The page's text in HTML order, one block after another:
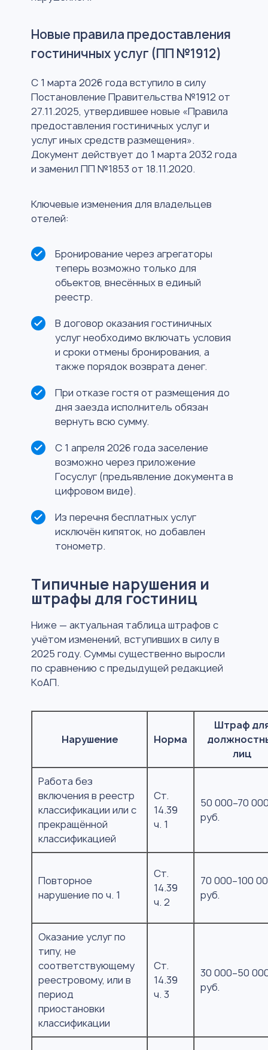
Новые правила предоставления
гостиничных услуг (ПП №1912)
С 1 марта 2026 года вступило в силу
Постановление Правительства №1912 от
27.11.2025, утвердившее новые «Правила
предоставления гостиничных услуг и
услуг иных средств размещения».
Документ действует до 1 марта 2032 года
и заменил ПП №1853 от 18.11.2020.
Ключевые изменения для владельцев
отелей:
Бронирование через агрегаторы
теперь возможно только для
объектов, внесённых в единый
реестр.
В договор оказания гостиничных
услуг необходимо включать условия
и сроки отмены бронирования, а
также порядок возврата денег.
При отказе гостя от размещения до
дня заезда исполнитель обязан
вернуть всю сумму.
С 1 апреля 2026 года заселение
возможно через приложение
Госуслуг (предъявление документа в
цифровом виде).
Из перечня бесплатных услуг
исключён кипяток, но добавлен
тонометр.
Типичные нарушения и
штрафы для гостиниц
Ниже — актуальная таблица штрафов с
учётом изменений, вступивших в силу в
2025 году. Суммы существенно выросли
по сравнению с предыдущей редакцией
КоАП.
Нарушение Норма
Штраф
лиц
Работа без
включения в реестр
классификации или с
прекращённой
классификацией
Ст.
14.39
ч. 1
50 000–70
руб.
Повторное
нарушение по ч. 1
Ст.
14.39
ч. 2
70 000–100
руб.
Оказание услуг по
типу, не
соответствующему
реестровому, или в
период
приостановки
классификации
Ст.
14.39
ч. 3
30 000–50
руб.